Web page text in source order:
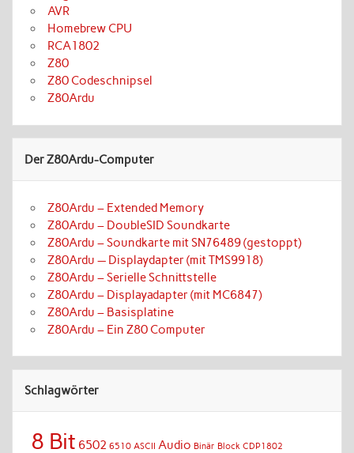
AVR
Homebrew CPU
RCA1802
Z80
Z80 Codeschnipsel
Z80Ardu
Der Z80Ardu-Computer
Z80Ardu – Extended Memory
Z80Ardu – DoubleSID Soundkarte
Z80Ardu – Soundkarte mit SN76489 (gestoppt)
Z80Ardu — Displaydapter (mit TMS9918)
Z80Ardu – Serielle Schnittstelle
Z80Ardu – Displayadapter (mit MC6847)
Z80Ardu – Basisplatine
Z80Ardu – Ein Z80 Computer
Schlagwörter
8 Bit 6502 6510 ASCII Audio Binär Block CDP1802